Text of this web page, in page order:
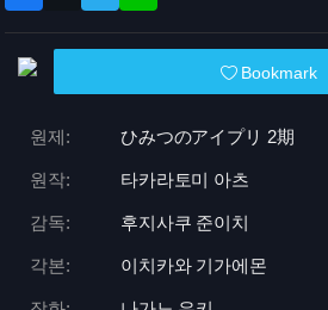
Bookmark
원제: ひみつのアイプリ 2期
원작: 타카라토미 아츠
감독: 후지사쿠 준이치
각본: 이치카와 기가에몬